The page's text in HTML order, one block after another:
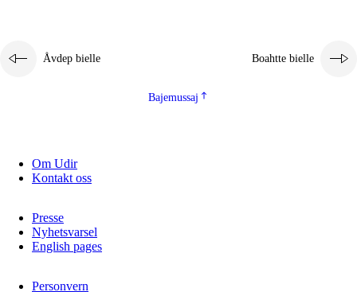
Åvdep bielle Boahtte bielle
Bajemussaj
Om Udir
Kontakt oss
Presse
Nyhetsvarsel
English pages
Personvern